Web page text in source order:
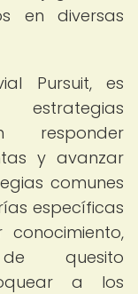
en diversas
Pursuit, es
estrategias
responder
y avanzar
comunes
específicas
quesito
a los